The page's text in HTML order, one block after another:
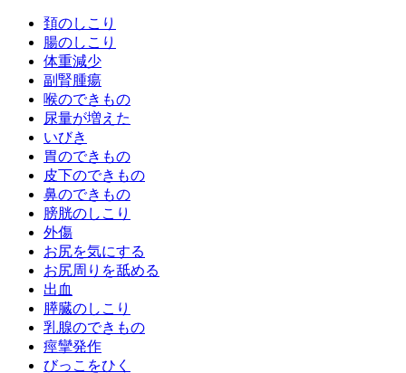
頚のしこり
腸のしこり
体重減少
副腎腫瘍
喉のできもの
尿量が増えた
いびき
胃のできもの
皮下のできもの
鼻のできもの
膀胱のしこり
外傷
お尻を気にする
お尻周りを舐める
出血
膵臓のしこり
乳腺のできもの
痙攣発作
びっこをひく